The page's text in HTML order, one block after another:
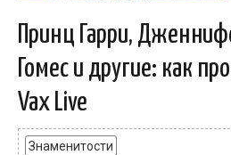
Принц Гарри,
Гомес и другие: как
Vax Live
Знаменитости